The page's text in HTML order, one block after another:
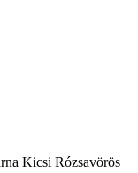
Kicsi Rózsavörös